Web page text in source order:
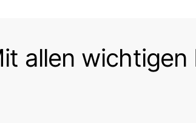
allen wichtigen